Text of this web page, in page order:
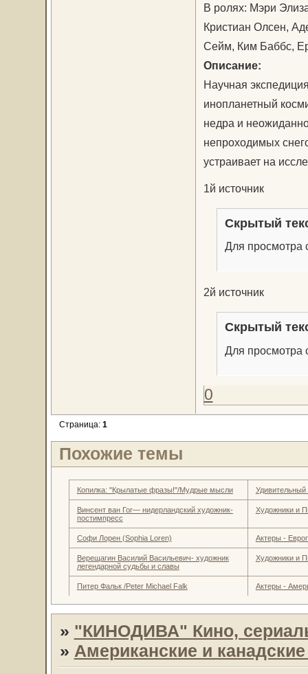
В ролях: Мэри
Кристиан Олсен,
Сейм, Ким Баббс,
Описание:
Научная
инопланетный
недра и
непроходимых
устраивает на
1й источник
Скрытый
Для просмотра
2й источник
Скрытый
Для просмотра
0
Страница: 1
Похожие темы
Копилка: "Крылатые фразы!"/Мудрые мысли
Винсент ван Гог— нидерландский художник-
постимпресс
Художники и
Софи Лорен (Sophia Loren) Актеры -
Верещагин Василий Васильевич- художник
легендарной судьбы и славы
Художники и
Питер Фальк /Peter Michael Falk Актеры -
» "КИНОДИВА" Кино,
» Американские и